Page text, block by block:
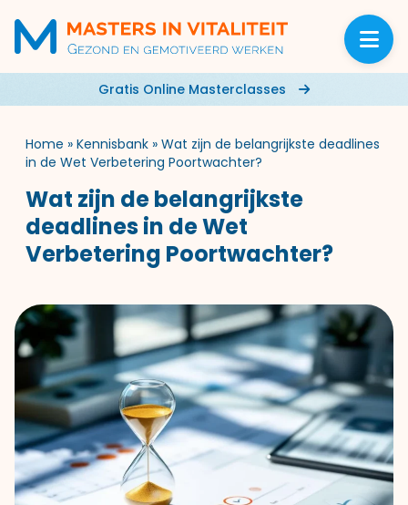
Gratis Online Masterclasses
Home » Kennisbank » Wat zijn de belangrijkste deadlines
in de Wet Verbetering Poortwachter?
Wat zijn de belangrijkste
deadlines in de Wet
Verbetering Poortwachter?